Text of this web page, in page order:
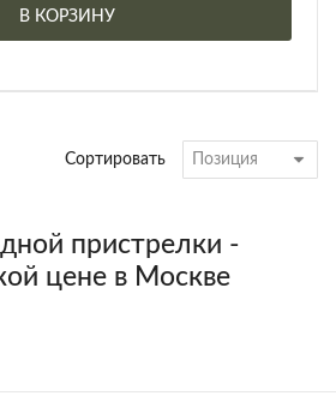
В КОРЗИНУ
Сортировать
пристрелки -
цене в Москве